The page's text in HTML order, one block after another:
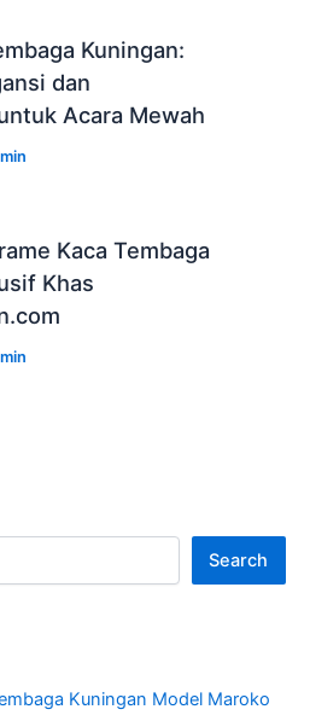
Kuningan:
dan
Acara Mewah
Kaca Tembaga
Khas
Search
Kuningan Model Maroko